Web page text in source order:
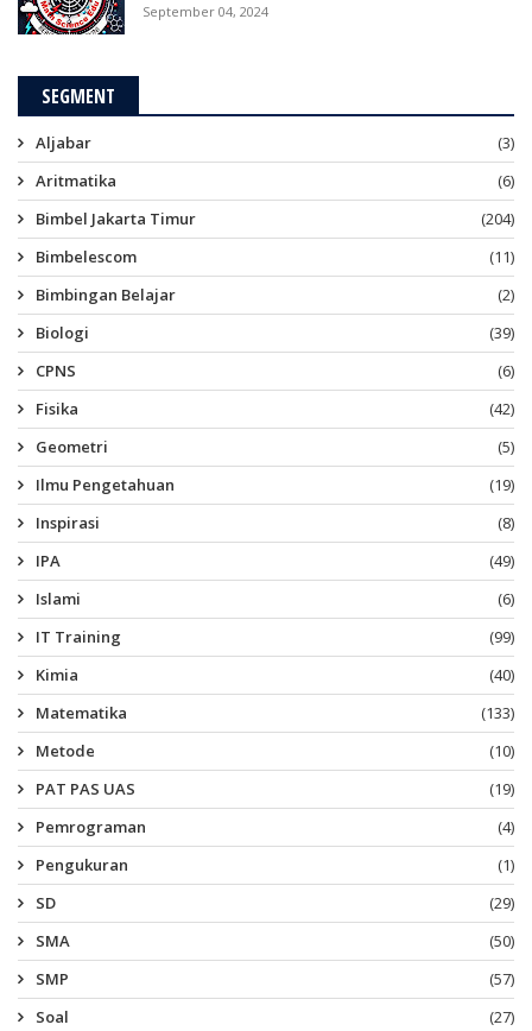
September 04, 2024
SEGMENT
Aljabar
(3)
Aritmatika
(6)
Bimbel Jakarta Timur
(204)
Bimbelescom
(11)
Bimbingan Belajar
(2)
Biologi
(39)
CPNS
(6)
Fisika
(42)
Geometri
(5)
Ilmu Pengetahuan
(19)
Inspirasi
(8)
IPA
(49)
Islami
(6)
IT Training
(99)
Kimia
(40)
Matematika
(133)
Metode
(10)
PAT PAS UAS
(19)
Pemrograman
(4)
Pengukuran
(1)
SD
(29)
SMA
(50)
SMP
(57)
Soal
(27)